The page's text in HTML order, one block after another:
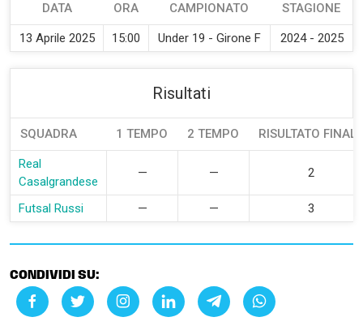
DATA ORA CAMPIONATO STAGIONE
13 Aprile 2025 15:00 Under 19 - Girone F 2024 - 2025
Risultati
SQUADRA 1 TEMPO 2 TEMPO RISULTATO FINALE
Real
Casalgrandese
— — 2
Futsal Russi — — 3
CONDIVIDI SU: